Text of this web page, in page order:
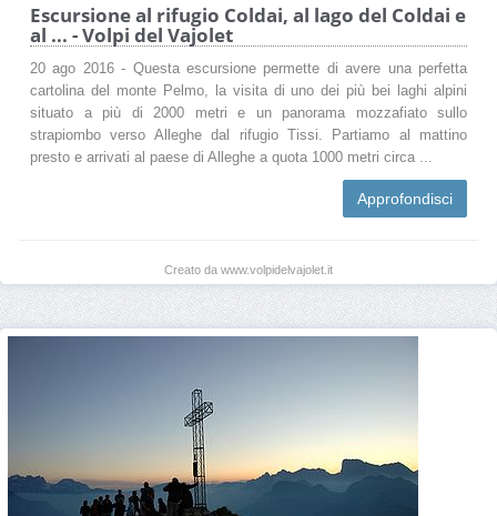
Escursione al rifugio Coldai, al lago del Coldai e
al ... - Volpi del Vajolet
20 ago 2016 - Questa escursione permette di avere una perfetta
cartolina del monte Pelmo, la visita di uno dei più bei laghi alpini
situato a più di 2000 metri e un panorama mozzafiato sullo
strapiombo verso Alleghe dal rifugio Tissi. Partiamo al mattino
presto e arrivati al paese di Alleghe a quota 1000 metri circa ...
Approfondisci
Creato da www.volpidelvajolet.it